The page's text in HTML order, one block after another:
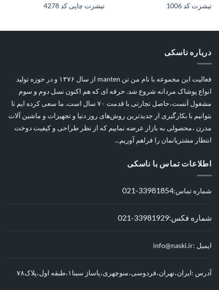
تیشرت کد 1006 تیشرت چاپی کد 4278
درباره ناسکی
فعالیت این مجموعه با نام من تن manten از سال ۱۳۷۶ و در حوزه تولید
انواع پوشاک مردانه شروع شد. حرفه ای که هم اکنون نسل دوم و سوم
مشغول آنست،حاصل تجارتی با قدمت ۷۰ سال است. ما سعی کرده ایم تا
بتوانیم با بکارگیری از جدیدترین روش‌های روز دنیا و تجهیزات و ماشین آلات
مدرن ،محصولی به بازار عرضه نماییم که از نظر طراحی و کیفیت دوخت
انتظار مشتریانمان را فراهم آوریم...
اطلاعات تماس با ناسکی
شماره تماس:33981854-021
شماره فکس:33981929-021
ایمیل :info@naski.ir
آدرس :ایران،تهران،فردوسی،منوچهری،پاساژ سینا۱،طبقه اول،پلاک۷۸